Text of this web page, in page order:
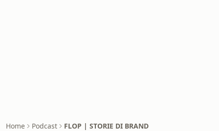
Home Podcast FLOP | STORIE DI BRAND